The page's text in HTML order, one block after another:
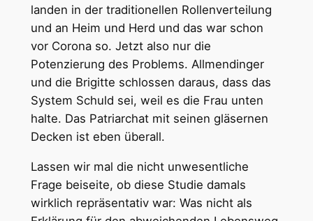
landen in der traditionellen Rollenverteilung
und an Heim und Herd und das war schon
vor Corona so. Jetzt also nur die
Potenzierung des Problems. Allmendinger
und die Brigitte schlossen daraus, dass das
System Schuld sei, weil es die Frau unten
halte. Das Patriarchat mit seinen gläsernen
Decken ist eben überall.
Lassen wir mal die nicht unwesentliche
Frage beiseite, ob diese Studie damals
wirklich repräsentativ war: Was nicht als